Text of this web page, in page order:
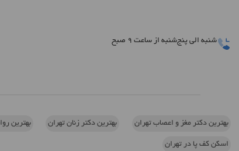
شنبه الی پنج‌شنبه از ساعت 9 صبح
بهترین دکتر مغز و اعصاب تهران بهترین دکتر زنان تهران بهترین
اسکن کف پا در تهران